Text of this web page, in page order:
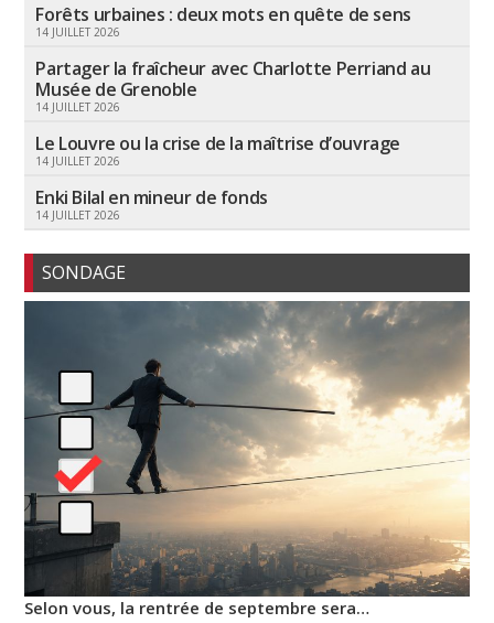
Forêts urbaines : deux mots en quête de sens
14 JUILLET 2026
Partager la fraîcheur avec Charlotte Perriand au
Musée de Grenoble
14 JUILLET 2026
Le Louvre ou la crise de la maîtrise d’ouvrage
14 JUILLET 2026
Enki Bilal en mineur de fonds
14 JUILLET 2026
SONDAGE
Selon vous, la rentrée de septembre sera…